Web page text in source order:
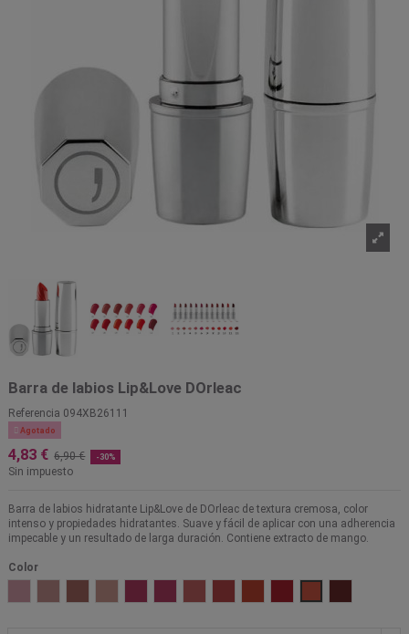
Barra de labios Lip&Love DOrleac
Referencia 094XB26111
 Agotado
4,83 € 6,90 € -30%
Sin impuesto
Barra de labios hidratante Lip&Love de DOrleac de textura cremosa, color
intenso y propiedades hidratantes. Suave y fácil de aplicar con una adherencia
impecable y un resultado de larga duración. Contiene extracto de mango.
Color